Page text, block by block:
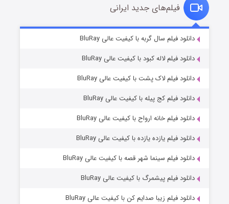
قسمت۷ (زیرنویس) منتشر شد
فیلم‌های جدید ایرانی
دانلود فیلم سال گربه با کیفیت عالی BluRay
دانلود فیلم لاله کبود با کیفیت عالی BluRay
دانلود فیلم لاک پشت با کیفیت عالی BluRay
دانلود فیلم کج‌ پیله با کیفیت عالی BluRay
دانلود فیلم خانه ارواح با کیفیت عالی BluRay
دانلود فیلم یازده یازده با کیفیت عالی BluRay
دانلود فیلم سینما شهر قصه با کیفیت عالی BluRay
دانلود فیلم پیشمرگ با کیفیت عالی BluRay
دانلود فیلم زیبا صدایم کن با کیفیت عالی BluRay